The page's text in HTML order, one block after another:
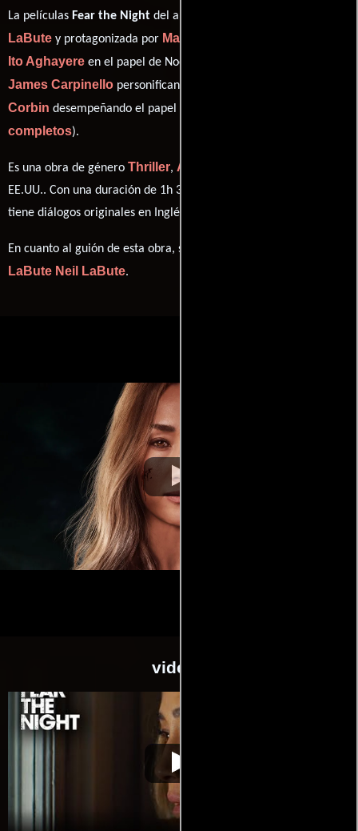
La películas Fear the Night del año 2023, está dirigida por
LaBute y protagonizada por Maggie Q
Ito Aghayere en el papel de Noelle,
James Carpinello personificando a Bart y
Corbin desempeñando el papel de Caretaker #1 (
completos).
Es una obra de género Thriller, Acción
EE.UU.. Con una duración de 1h 32m (92 minutos), esta película
tiene diálogos originales en Inglés
En cuanto al guión de esta obra, se encuentra a cargo de
LaBute Neil LaBute.
videos
Video de la película Fear the Night